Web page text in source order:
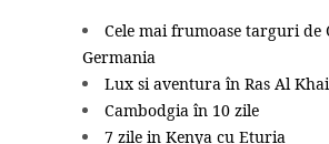
Cele mai frumoase targuri de
Germania
Lux si aventura în Ras Al
Cambodgia în 10 zile
7 zile in Kenya cu Eturia